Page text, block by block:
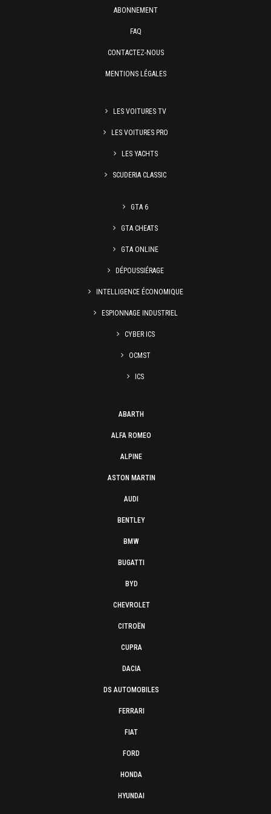
ABONNEMENT
FAQ
CONTACTEZ-NOUS
MENTIONS LÉGALES
LES VOITURES TV
LES VOITURES PRO
LES YACHTS
SCUDERIA CLASSIC
GTA 6
GTA CHEATS
GTA ONLINE
DÉPOUSSIÉRAGE
INTELLIGENCE ÉCONOMIQUE
ESPIONNAGE INDUSTRIEL
CYBER ICS
OCMST
ICS
ABARTH
ALFA ROMEO
ALPINE
ASTON MARTIN
AUDI
BENTLEY
BMW
BUGATTI
BYD
CHEVROLET
CITROËN
CUPRA
DACIA
DS AUTOMOBILES
FERRARI
FIAT
FORD
HONDA
HYUNDAI